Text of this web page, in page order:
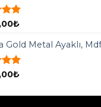
₺
Gold Metal Ayaklı,
₺